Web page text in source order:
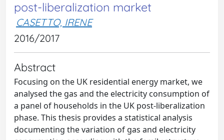
post-liberalization market
CASETTO, IRENE
2016/2017
Abstract
Focusing on the UK residential energy market, we
analysed the gas and the electricity consumption of
a panel of households in the UK post-liberalization
phase. This thesis provides a statistical analysis
documenting the variation of gas and electricity